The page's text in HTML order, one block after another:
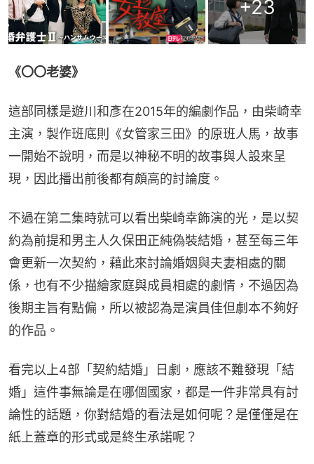
+23
《〇〇老婆》
這部同樣是遊川和彥在2015年的編劇作品，由柴崎幸
主演，製作班底則《女管家三田》的原班人馬，故事
一開始不說明，而是以神秘不明的故事與人設來呈
現，因此播出前後都有頗高的討論度。
不過在第二集時就可以看出柴崎幸飾演的光，是以契
約為前提和男主人久保田正純偽裝結婚，甚至每三年
會更新一次契約，藉此來討論婚姻與夫妻相處的關
係，也有不少描繪家庭與成員相處的劇情，不過因為
後期主旨有點偏，所以被認為是演員佳但劇本不夠好
的作品。
看完以上4部「契約結婚」日劇，應該不難發現「結
婚」這件事無論是在哪個國家，都是一件非常具有討
論性的話題，你對結婚的看法是如何呢？是僅僅是在
紙上蓋章的形式或是終生承諾呢？